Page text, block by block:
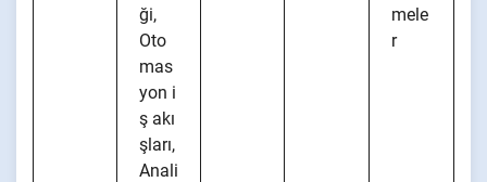
ği,
Oto
mas
yon i
ş akı
şları,
Anali
mele
r